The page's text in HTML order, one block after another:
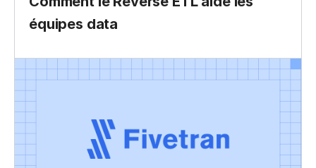
équipes data